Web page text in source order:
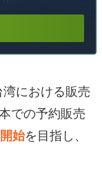
における販売
での予約販売
始を目指し、